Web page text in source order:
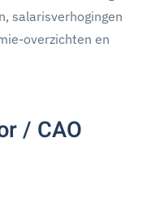
salarisverhogingen
overzichten en
/ CAO